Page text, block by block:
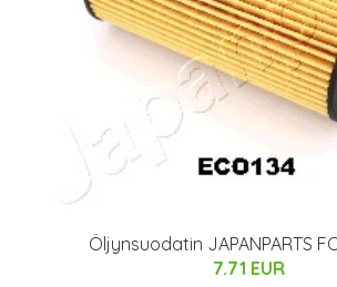
Öljynsuodatin JAPANPARTS
7.71 EUR